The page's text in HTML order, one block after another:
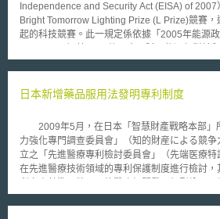
Independence and Security Act (EISA) of
Bright Tomorrow Lighting Prize (L Prize)競賽
起的科技競賽。此一規定係依據「2005年能源
貢獻的科技研發或商業應用，得設置競賽活動
少照明能源的使用以達解決氣候變遷的方式之一
明產品以取代傳統照明設備。 此一規定對工
將會取代兩種日常生活所使用的產品：60W白
於2008年5月首先展開的是60W白熾燈泡領域
遍使用的，約佔美國國內白熾燈泡市場的一半。
該替代產品要能使用低於10W的電力，節省
得，除頒發一千萬美元的獎金外，亦已與聯邦
日本新增藥品服用法發明專利制度
2009年5月，在日本「智慧財產戰略本部」
力強化專門調查委員會」（知的財産による競
立之「先進醫療專利檢討委員會」（先端医療
在先進醫療技術領域的專利保護制度進行檢討
既有醫藥品用法或用量之改良，其可以大幅改